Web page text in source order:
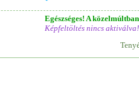
Egészséges! A
Képfeltöltés nincs aktiválva!